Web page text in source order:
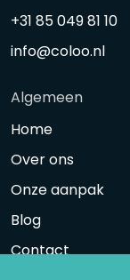
+31 85 049 81 10
info@coloo.nl
Algemeen
Home
Over ons
Onze aanpak
Blog
Contact